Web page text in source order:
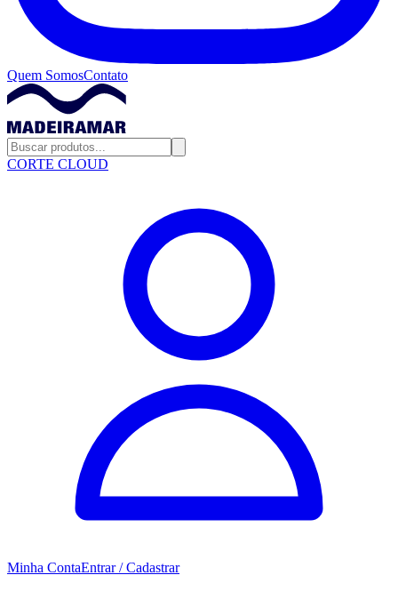
Quem SomosContato
CORTE CLOUD
Minha ContaEntrar / Cadastrar